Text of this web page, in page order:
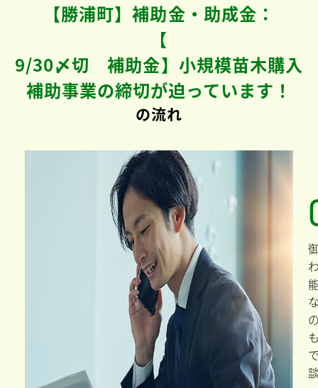
【勝浦町】補助金・助成金：
【
9/30〆切 補助金】小規模苗木購入
補助事業の締切が迫っています！
の流れ